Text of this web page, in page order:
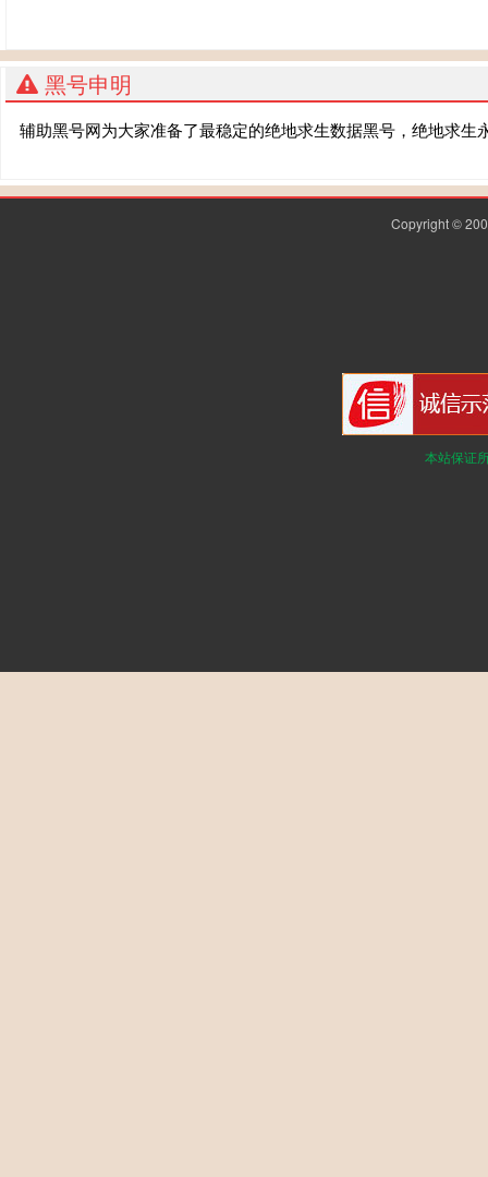
黑号申明
辅助黑号网为大家准备了最稳定的绝地求生数据黑号，绝地求
Copyright ©
本站保证